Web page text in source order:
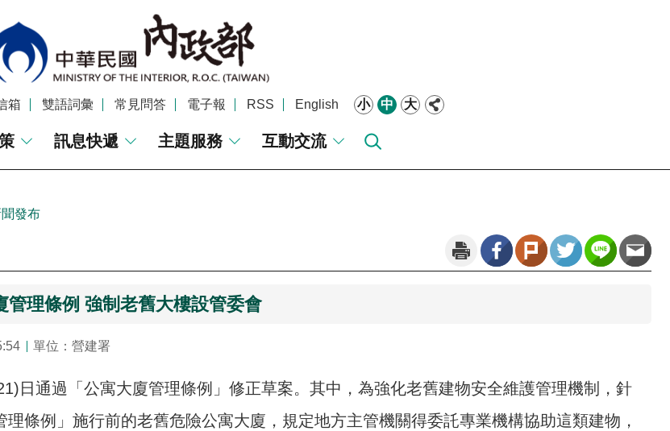
箱 雙語詞彙 常見問答 電子報 RSS English 小 中 大
訊息快遞 主題服務 互動交流
發布
管理條例 強制老舊大樓設管委會
單位：營建署
日通過「公寓大廈管理條例」修正草案。其中，為強化老舊建物安全維護管理機制，針
理條例」施行前的老舊危險公寓大廈，規定地方主管機關得委託專業機構協助這類建物，